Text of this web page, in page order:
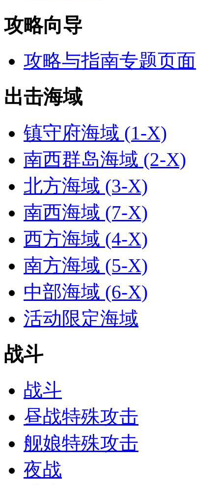
攻略向导
攻略与指南专题页面
出击海域
镇守府海域 (1-X)
南西群岛海域 (2-X)
北方海域 (3-X)
南西海域 (7-X)
西方海域 (4-X)
南方海域 (5-X)
中部海域 (6-X)
活动限定海域
战斗
战斗
昼战特殊攻击
舰娘特殊攻击
夜战